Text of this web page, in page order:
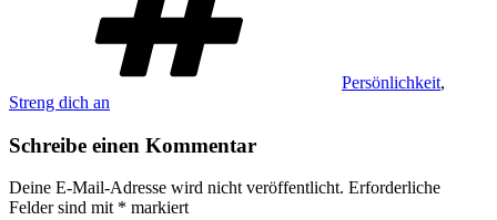
Persönlichkeit,
Streng dich an
Schreibe einen Kommentar
Deine E-Mail-Adresse wird nicht veröffentlicht. Erforderliche
Felder sind mit * markiert